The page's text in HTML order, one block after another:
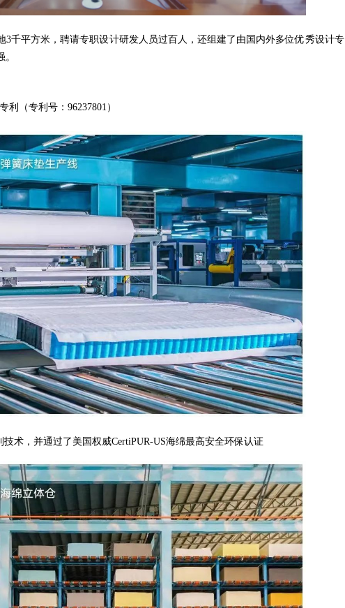
3千平方米，聘请专职设计研发人员过百人，还组建了由国内外多位优秀设计专
利（专利号：96237801）
术，并通过了美国权威CertiPUR-US海绵最高安全环保认证